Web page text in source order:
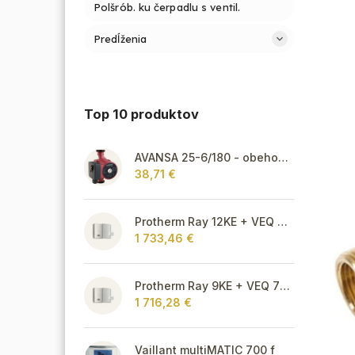
Polšrób. ku čerpadlu s ventil.
Predĺženia
Top 10 produktov
AVANSA 25-6/180 - obehové čerpadlo, pripojovací závit 6/4"
38,71 €
Protherm Ray 12KE + VEQ 75 + Thermolink P
1 733,46 €
Protherm Ray 9KE + VEQ 75 + Thermolink P
1 716,28 €
Vaillant multiMATIC 700 f